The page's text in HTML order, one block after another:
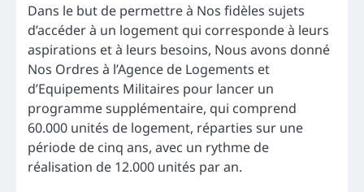
Dans le but de permettre à Nos fidèles sujets
d’accéder à un logement qui corresponde à leurs
aspirations et à leurs besoins, Nous avons donné
Nos Ordres à l’Agence de Logements et
d’Equipements Militaires pour lancer un
programme supplémentaire, qui comprend
60.000 unités de logement, réparties sur une
période de cinq ans, avec un rythme de
réalisation de 12.000 unités par an.